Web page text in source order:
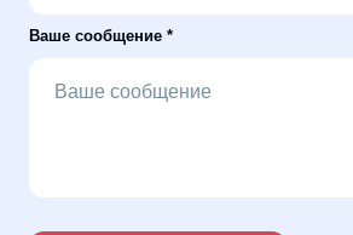
Ваше сообщение *